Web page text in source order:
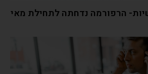
הרפורמה נדחתה לתחילת מאי